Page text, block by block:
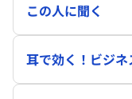
この人に聞く
耳で効く！ビジネ